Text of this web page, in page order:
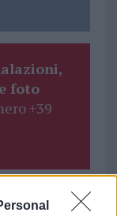
foto
+39